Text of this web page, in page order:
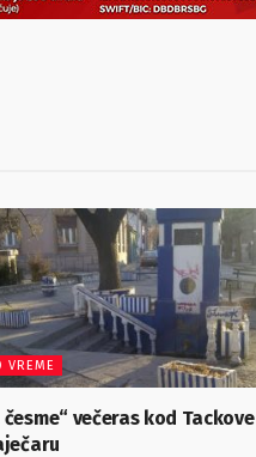
VREME
česme“ večeras kod Tackove